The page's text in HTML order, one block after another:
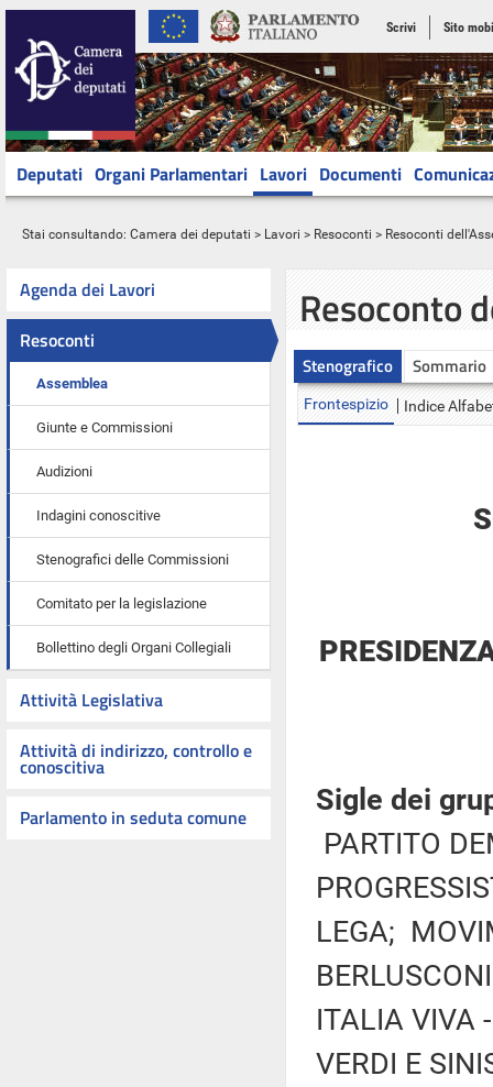
Scrivi Sito
Deputati Organi Parlamentari Lavori Documenti
Stai consultando: Camera dei deputati > Lavori > Resoconti > Resoconti
Agenda dei Lavori
Resoconti
Assemblea
Giunte e Commissioni
Audizioni
Indagini conoscitive
Stenografici delle Commissioni
Comitato per la legislazione
Bollettino degli Organi Collegiali
Attività Legislativa
Attività di indirizzo, controllo e
conoscitiva
Parlamento in seduta comune
Resoconto
Stenografico Sommario
Frontespizio Indice
Sigle dei
PARTITO
LEGA;
ITALIA VIVA
VERDI E